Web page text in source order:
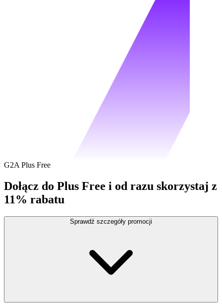
G2A Plus Free
Dołącz do Plus Free i od razu skorzystaj z
11% rabatu
Sprawdź szczegóły promocji